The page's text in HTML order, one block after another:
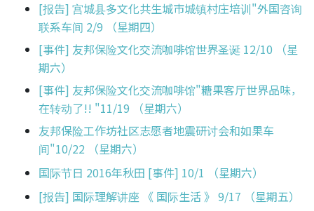
[报告] 宫城县多文化共生城市城镇村庄培训"外国咨询
联系车间 2/9 （星期四）
[事件] 友邦保险文化交流咖啡馆世界圣诞 12/10 （星
期六）
[事件] 友邦保险文化交流咖啡馆"糖果客厅世界品味，
在转动了!! "11/19 （星期六）
友邦保险工作坊社区志愿者地震研讨会和如果车
间"10/22 （星期六）
国际节日 2016年秋田 [事件] 10/1 （星期六）
[报告] 国际理解讲座 《 国际生活 》 9/17 （星期五）